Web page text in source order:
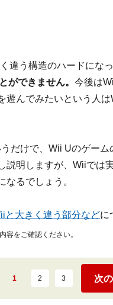
違う構造のハードにな
ができません。 今後は
遊んでみたいという人
だけで、Wii Uのゲー
説明しますが、Wiiでは
なるでしょう。
と大きく違う部分などに
容をご確認ください。
1 2 3 次